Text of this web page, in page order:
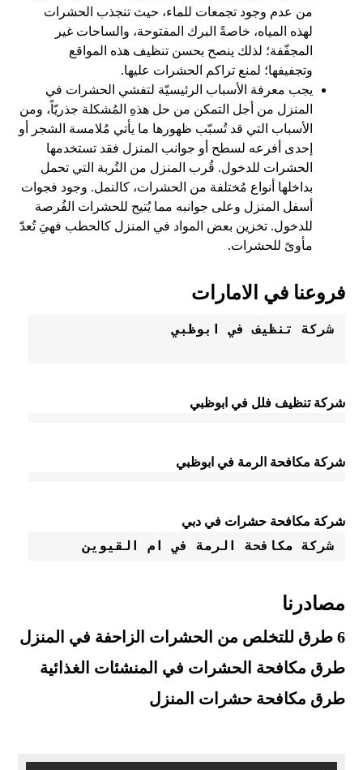
من عدم وجود تجمعات للماء، حيث تنجذب الحشرات
لهذه المياه، خاصةً البرك المفتوحة، والساحات غير
المجفّفة؛ لذلك ينصح بحسن تنظيف هذه المواقع
وتجفيفها؛ لمنع تراكم الحشرات عليها.
يجب معرفة الأسباب الرئيسيّة لتفشي الحشرات في
المنزل من أجل التمكن من حل هذهِ المُشكلة جذريّاً، ومن
الأسباب التي قد تُسبّب ظهورها ما يأتي مُلامسة الشجر أو
إحدى أفرعه لسطح أو جوانب المنزل فقد تستخدمها
الحشرات للدخول. قُرب المنزل من التُربة التي تحمل
بداخلها أنواع مُختلفة من الحشرات، كالنمل. وجود فجوات
أسفل المنزل وعلى جوانبه مما يُتيح للحشرات الفُرصة
للدخول. تخزين بعض المواد في المنزل كالحطب فهيَ تُعدّ
مأوىً للحشرات.
فروعنا في الامارات
شركة تنظيف في ابوظبي
شركة تنظيف فلل في ابوظبي
شركة مكافحة الرمة في ابوظبي
شركة مكافحة حشرات في دبي
شركة مكافحة الرمة في ام القيوين
مصادرنا
6 طرق للتخلص من الحشرات الزاحفة في المنزل
طرق مكافحة الحشرات في المنشئات الغذائية
طرق مكافحة حشرات المنزل